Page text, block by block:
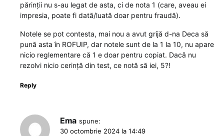
părinții nu s-au legat de asta, ci de nota 1 (care, aveau ei
impresia, poate fi dată/luată doar pentru fraudă).
Notele se pot contesta, mai nou a avut grijă d-na Deca să
pună asta în ROFUIP, dar notele sunt de la 1 la 10, nu apare
nicio reglementare că 1 e doar pentru copiat. Dacă nu
rezolvi nicio cerință din test, ce notă să iei, 5?!
Reply
Ema spune:
30 octombrie 2024 la 14:49